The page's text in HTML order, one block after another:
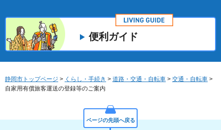
便利ガイド
静岡市トップページ > くらし・手続き > 道路・交通・自転車 > 交通・自転車 >
自家用有償旅客運送の登録等のご案内
ページの先頭へ戻る